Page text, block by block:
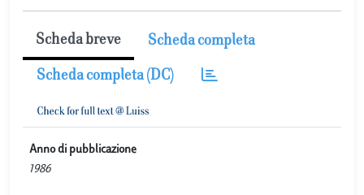
Scheda breve Scheda completa
Scheda completa (DC)
Anno di pubblicazione
1986